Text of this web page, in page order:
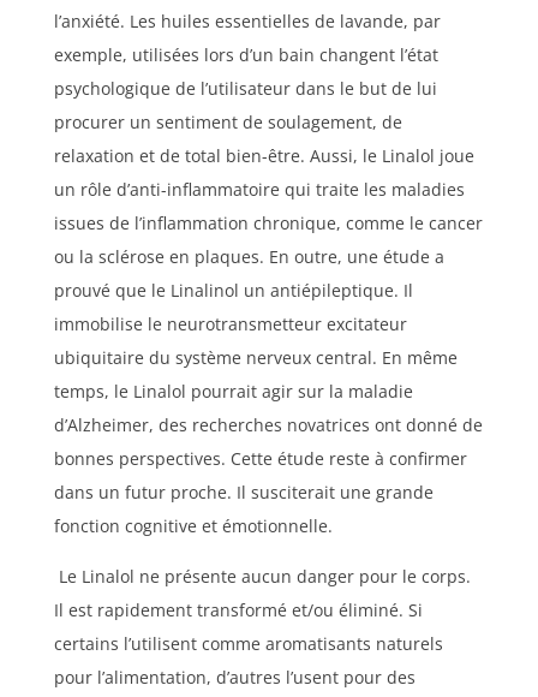
l’anxiété. Les huiles essentielles de lavande, par
exemple, utilisées lors d’un bain changent l’état
psychologique de l’utilisateur dans le but de lui
procurer un sentiment de soulagement, de
relaxation et de total bien-être. Aussi, le Linalol joue
un rôle d’anti-inflammatoire qui traite les maladies
issues de l’inflammation chronique, comme le cancer
ou la sclérose en plaques. En outre, une étude a
prouvé que le Linalinol un antiépileptique. Il
immobilise le neurotransmetteur excitateur
ubiquitaire du système nerveux central. En même
temps, le Linalol pourrait agir sur la maladie
d’Alzheimer, des recherches novatrices ont donné de
bonnes perspectives. Cette étude reste à confirmer
dans un futur proche. Il susciterait une grande
fonction cognitive et émotionnelle.
Le Linalol ne présente aucun danger pour le corps.
Il est rapidement transformé et/ou éliminé. Si
certains l’utilisent comme aromatisants naturels
pour l’alimentation, d’autres l’usent pour des